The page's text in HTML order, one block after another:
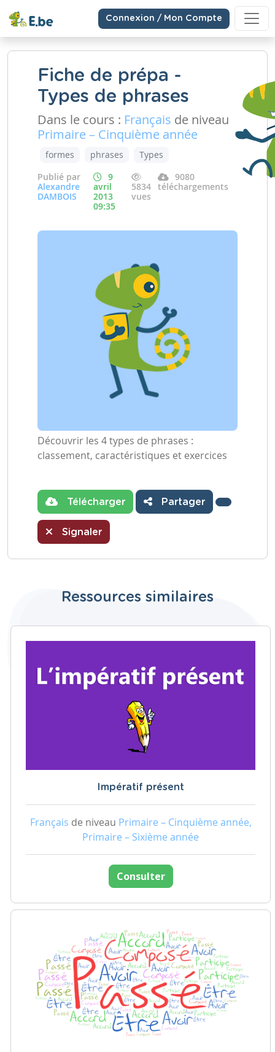
Connexion / Mon Compte
Fiche de prépa -
Types de phrases
Dans le cours : Français de niveau
Primaire – Cinquième année
formes phrases
Types
Publié par
Alexandre
DAMBOIS
9
avril
2013
09:35
5834
vues
9080
téléchargements
Découvrir les 4 types de phrases :
classement, caractéristiques et exercices
Télécharger Partager
Signaler
Ressources similaires
Impératif présent
Français de niveau Primaire – Cinquième année,
Primaire – Sixième année
Consulter